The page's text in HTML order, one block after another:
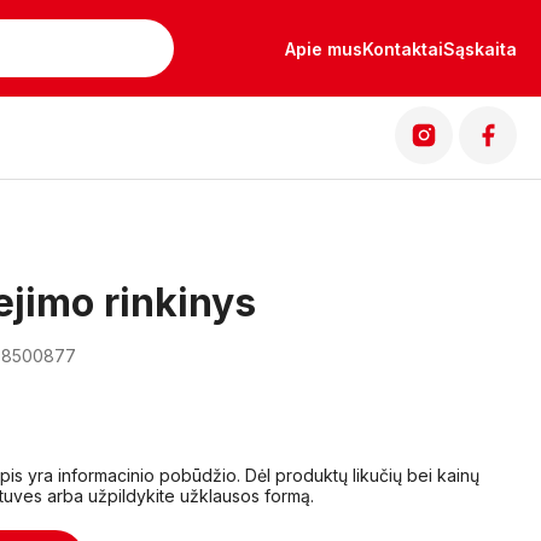
Apie musKontaktaiSąskaita
rinkinys
yra informacinio pobūdžio. Dėl produktų likučių bei kainų
arba užpildykite užklausos formą.